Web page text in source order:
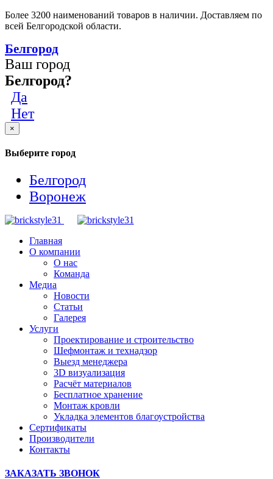
Более 3200 наименований товаров в наличии. Доставляем по
всей Белгородской области.
Белгород
Ваш город
Белгород?
Да
Нет
×
Выберите город
Белгород
Воронеж
Главная
О компании
О нас
Команда
Медиа
Новости
Статьи
Галерея
Услуги
Проектирование и строительство
Шефмонтаж и технадзор
Выезд менеджера
3D визуализация
Расчёт материалов
Бесплатное хранение
Монтаж кровли
Укладка элементов благоустройства
Сертификаты
Производители
Контакты
ЗАКАЗАТЬ ЗВОНОК